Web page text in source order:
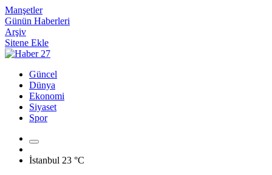
Manşetler
Günün Haberleri
Arşiv
Sitene Ekle
Güncel
Dünya
Ekonomi
Siyaset
Spor
İstanbul 23 °C